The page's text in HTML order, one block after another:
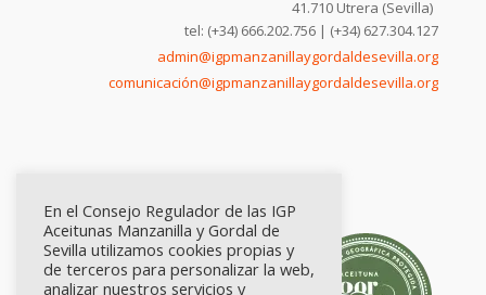
41.710 Utrera (Sevilla)
tel: (+34) 666.202.756 | (+34) 627.304.127
admin@igpmanzanillaygordaldesevilla.org
comunicación@igpmanzanillaygordaldesevilla.org
En el Consejo Regulador de las IGP
Aceitunas Manzanilla y Gordal de
Sevilla utilizamos cookies propias y
de terceros para personalizar la web,
analizar nuestros servicios y